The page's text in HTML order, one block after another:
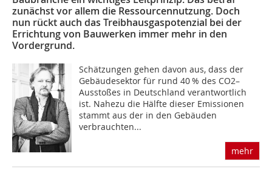
zunächst vor allem die Ressourcennutzung. Doch
nun rückt auch das Treibhausgaspotenzial bei der
Errichtung von Bauwerken immer mehr in den
Vordergrund.
Schätzungen gehen davon aus, dass der
Gebäudesektor für rund 40 % des CO2–
Ausstoßes in Deutschland verantwortlich
ist. Nahezu die Hälfte dieser Emissionen
stammt aus der in den Gebäuden
verbrauchten...
mehr